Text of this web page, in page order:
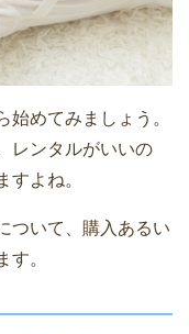
始めてみましょう。
レンタルがいいの
すよね。
ついて、購入あるい
す。